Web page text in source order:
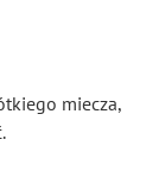
miecza,